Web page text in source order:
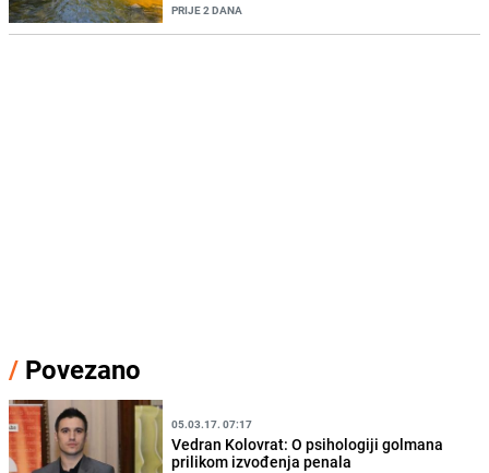
PRIJE 2 DANA
/ Povezano
05.03.17. 07:17
Vedran Kolovrat: O psihologiji golmana
prilikom izvođenja penala